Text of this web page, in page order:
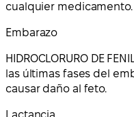
cualquier medicamento.
Embarazo
HIDROCLORURO DE
las últimas fases del
causar daño al feto.